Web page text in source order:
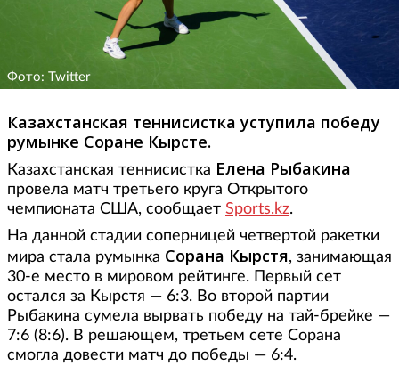
Фото: Twitter
Казахстанская теннисистка уступила победу
румынке Соране Кырсте.
Казахстанская теннисистка Елена Рыбакина
провела матч третьего круга Открытого
чемпионата США, сообщает Sports.kz.
На данной стадии соперницей четвертой ракетки
мира стала румынка Сорана Кырстя, занимающая
30-е место в мировом рейтинге. Первый сет
остался за Кырстя — 6:3. Во второй партии
Рыбакина сумела вырвать победу на тай-брейке —
7:6 (8:6). В решающем, третьем сете Сорана
смогла довести матч до победы — 6:4.